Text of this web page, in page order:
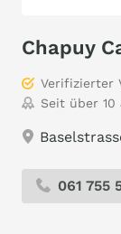
Chapuy
Verifizierter
Seit über 10
061 755